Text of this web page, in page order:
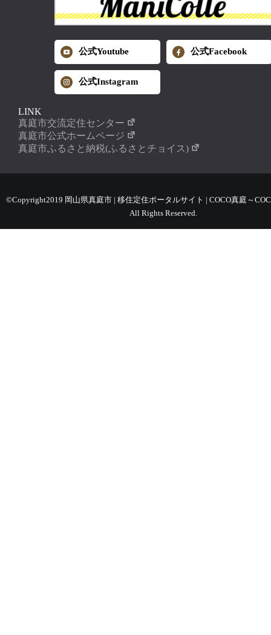
公式Youtube 公式Facebook
公式Instagram
LINK
真庭市交流定住センター
真庭市公式ホームページ
真庭市ふるさと納税(ふるさとチョイス)
©Copyright2019 岡山県真庭市 | 移住定住ポータルサイト | COCO真庭～
All Rights Reserved.